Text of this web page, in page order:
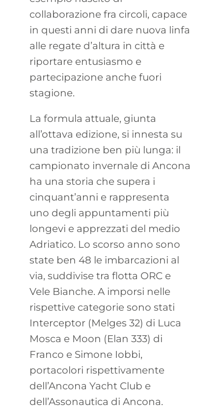
collaborazione fra circoli, capace
in questi anni di dare nuova linfa
alle regate d’altura in città e
riportare entusiasmo e
partecipazione anche fuori
stagione.
La formula attuale, giunta
all’ottava edizione, si innesta su
una tradizione ben più lunga: il
campionato invernale di Ancona
ha una storia che supera i
cinquant’anni e rappresenta
uno degli appuntamenti più
longevi e apprezzati del medio
Adriatico. Lo scorso anno sono
state ben 48 le imbarcazioni al
via, suddivise tra flotta ORC e
Vele Bianche. A imporsi nelle
rispettive categorie sono stati
Interceptor (Melges 32) di Luca
Mosca e Moon (Elan 333) di
Franco e Simone Iobbi,
portacolori rispettivamente
dell’Ancona Yacht Club e
dell’Assonautica di Ancona.